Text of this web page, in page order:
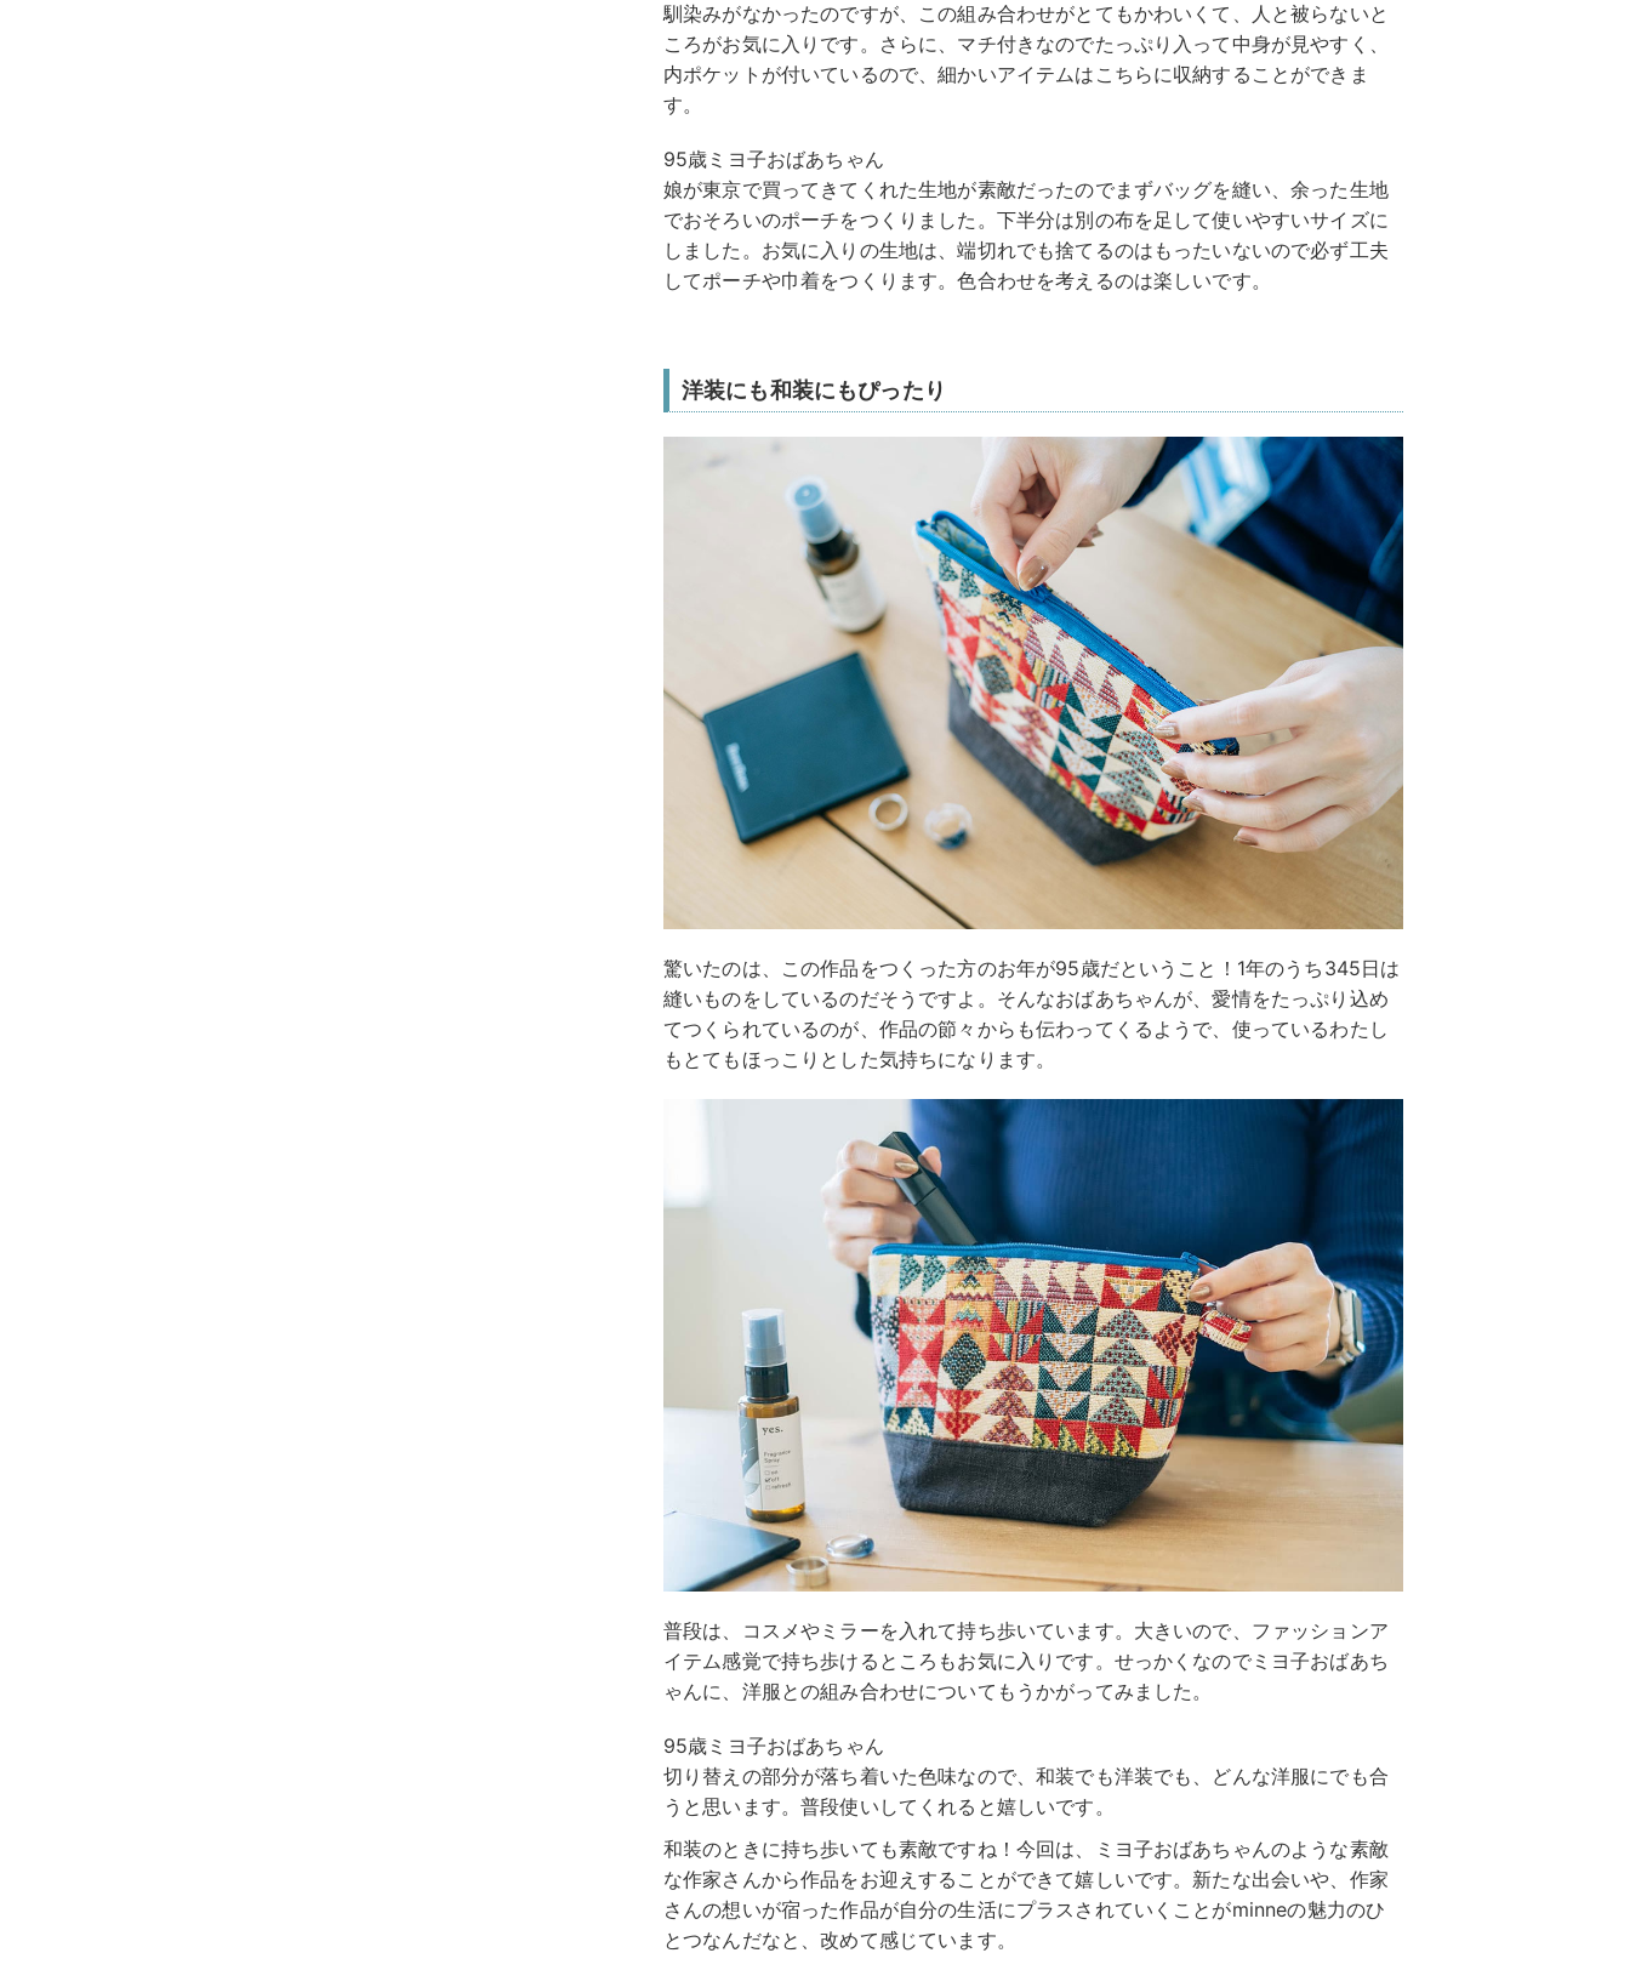
馴染みがなかったのですが、この組み合わせがとてもかわいくて、人と被らないと
ころがお気に入りです。さらに、マチ付きなのでたっぷり入って中身が見やすく、
内ポケットが付いているので、細かいアイテムはこちらに収納することができま
す。
95歳ミヨ子おばあちゃん
娘が東京で買ってきてくれた生地が素敵だったのでまずバッグを縫い、余った生地
でおそろいのポーチをつくりました。下半分は別の布を足して使いやすいサイズに
しました。お気に入りの生地は、端切れでも捨てるのはもったいないので必ず工夫
してポーチや巾着をつくります。色合わせを考えるのは楽しいです。
洋装にも和装にもぴったり
驚いたのは、この作品をつくった方のお年が95歳だということ！1年のうち345日は
縫いものをしているのだそうですよ。そんなおばあちゃんが、愛情をたっぷり込め
てつくられているのが、作品の節々からも伝わってくるようで、使っているわたし
もとてもほっこりとした気持ちになります。
普段は、コスメやミラーを入れて持ち歩いています。大きいので、ファッションア
イテム感覚で持ち歩けるところもお気に入りです。せっかくなのでミヨ子おばあち
ゃんに、洋服との組み合わせについてもうかがってみました。
95歳ミヨ子おばあちゃん
切り替えの部分が落ち着いた色味なので、和装でも洋装でも、どんな洋服にでも合
うと思います。普段使いしてくれると嬉しいです。
和装のときに持ち歩いても素敵ですね！今回は、ミヨ子おばあちゃんのような素敵
な作家さんから作品をお迎えすることができて嬉しいです。新たな出会いや、作家
さんの想いが宿った作品が自分の生活にプラスされていくことがminneの魅力のひ
とつなんだなと、改めて感じています。